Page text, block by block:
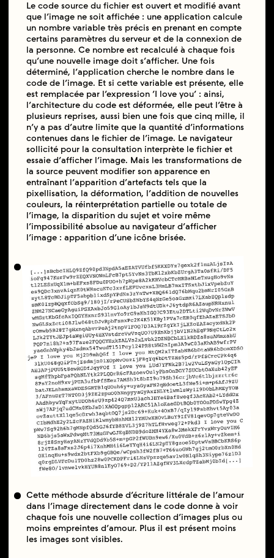
Le code source du fichier est ouvert et modifié avant
que l’image ne soit affichée : une application calcule
un nombre variable très précis en prenant en compte
certains paramètres du serveur et de la connexion de
la personne. Ce nombre est recalculé à chaque fois
qu’une nouvelle image doit s’afficher. Une fois
déterminé, l’application cherche le nombre dans le
code de l’image. Et si cette variable est présente, elle
est remplacée par l’expression ‘I love you’ : ainsi,
l’architecture du code est déformée, elle peut l’être à
plusieurs reprises, aussi bien une fois que cinq mille, il
n’y a pas d’autre limite que la quantité d’informations
contenues dans le fichier de l’image. Le navigateur
sollicité pour la consultation interprète le fichier et
essaie d’afficher l’image. Mais les transformations de
la source peuvent modifier son apparence en
entraînant l’apparition d’artefacts tels que la
pixellisation, la déformation, l’addition de nouvelles
couleurs, la réinterprétation partielle ou totale de
l’image, la disparition du sujet et voire même
l’impossibilité absolue au navigateur d’afficher
l’image : apparition d’une icône brisée.
Cette méthode absurde d’écriture littérale de l’amour
dans l’image directement dans le code donne à voir
chaque fois une nouvelle collection d’images plus ou
moins empreintes d’amour. Plus il est présent moins
les images sont visibles.